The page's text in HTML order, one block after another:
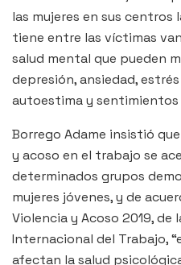
las mujeres en sus centros
tiene entre las víctimas
salud mental que pueden
depresión, ansiedad,
autoestima y
Borrego Adame insistió
y acoso en el trabajo se
determinados grupos
mujeres jóvenes, y de
Violencia y Acoso 2019, de
Internacional del Trabajo,
afectan la salud